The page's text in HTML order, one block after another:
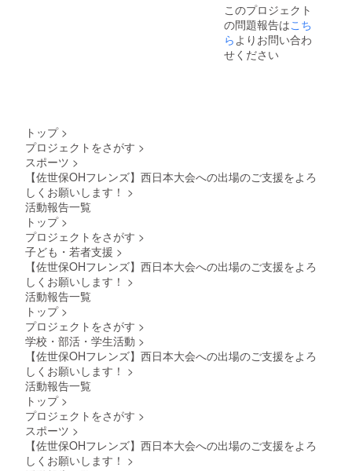
ださい
ませ。
※大会の
結果報
告は、
１枚（A
４サイ
数は変
わりま
度） ※
トーナ
ポート
枚数と
このプロジェクト
の問題報告はこち
ら よりお問い合わ
せください
トップ >
プロジェクトをさがす >
スポーツ >
【佐世保OHフレンズ】西日本大会への出場のご支援をよろ
しくお願いします！ >
活動報告一覧
トップ >
プロジェクトをさがす >
子ども・若者支援 >
【佐世保OHフレンズ】西日本大会への出場のご支援をよろ
しくお願いします！ >
活動報告一覧
トップ >
プロジェクトをさがす >
学校・部活・学生活動 >
【佐世保OHフレンズ】西日本大会への出場のご支援をよろ
しくお願いします！ >
活動報告一覧
トップ >
プロジェクトをさがす >
スポーツ >
【佐世保OHフレンズ】西日本大会への出場のご支援をよろ
しくお願いします！ >